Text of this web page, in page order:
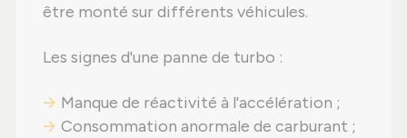
être monté sur différents véhicules.
Les signes d'une panne de turbo :
Manque de réactivité à l'accélération ;
Consommation anormale de carburant ;